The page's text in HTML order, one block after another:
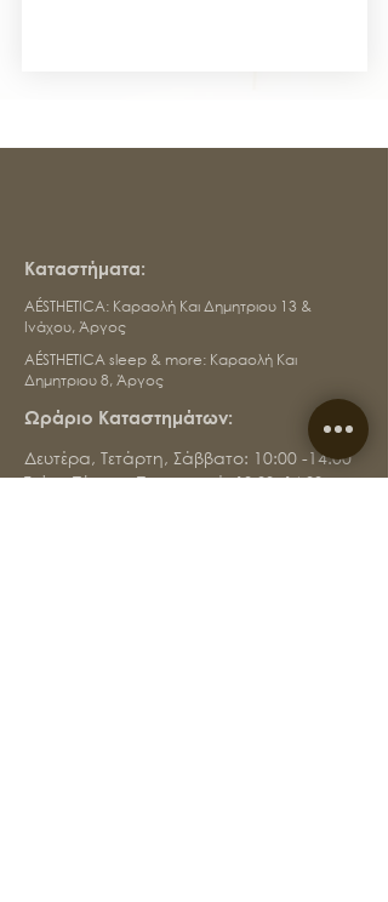
Καταστήματα:​
AÉSTHETICA: Καραολή Και Δημητριου 13 &
Ινάχου, Άργος
AÉSTHETICA sleep & more: Καραολή Και
Δημητριου 8, Άργος
Ωράριο Καταστημάτων:
Δευτέρα, Τετάρτη, Σάββατο: 10:00 -14:00
Τρίτη, Πέμπτη, Παρασκευή: 10:00 -14:00